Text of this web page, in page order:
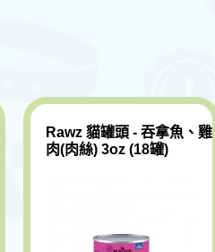
Rawz 貓罐頭 - 吞拿魚、雞
肉(肉絲) 3oz (18罐)